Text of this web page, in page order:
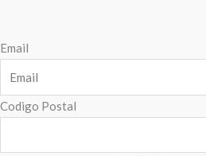
Email
Codigo Postal